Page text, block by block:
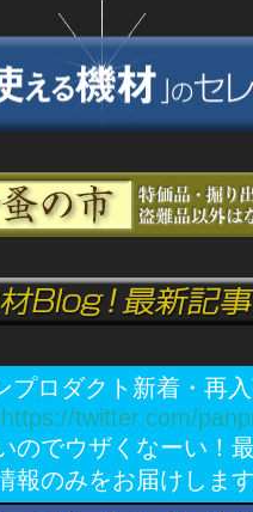
プロダクト新着・再
twitter.com/
のでウザくなーい！
報のみをお届けしま